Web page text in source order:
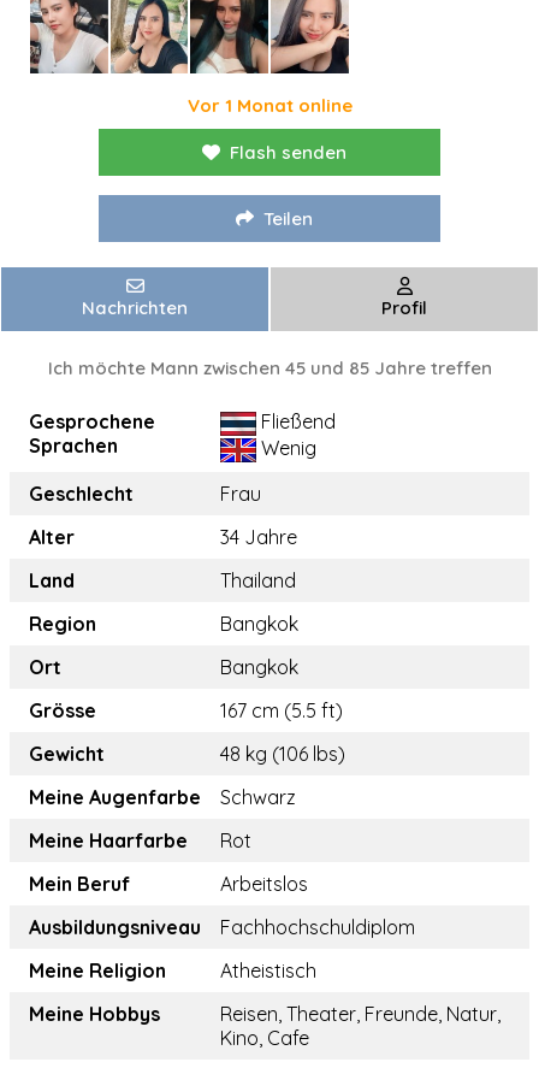
Vor 1 Monat online
Flash senden
Teilen
Nachrichten Profil
Ich möchte Mann zwischen 45 und 85 Jahre treffen
Gesprochene
Sprachen
Fließend
Wenig
Geschlecht
Frau
Alter
34 Jahre
Land
Thailand
Region
Bangkok
Ort
Bangkok
Grösse
167 cm (5.5 ft)
Gewicht
48 kg (106 lbs)
Meine Augenfarbe
Schwarz
Meine Haarfarbe
Rot
Mein Beruf
Arbeitslos
Ausbildungsniveau
Fachhochschuldiplom
Meine Religion
Atheistisch
Meine Hobbys
Reisen, Theater, Freunde, Natur,
Kino, Cafe